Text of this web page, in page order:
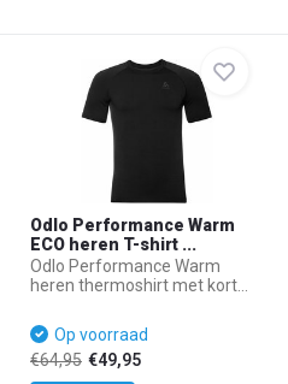
Odlo Performance Warm
ECO heren T-shirt ...
Odlo Performance Warm
heren thermoshirt met kort...
Op voorraad
€64,95 €49,95